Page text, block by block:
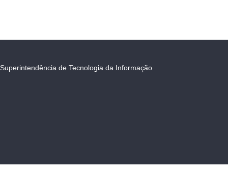
Superintendência de Tecnologia da Informação